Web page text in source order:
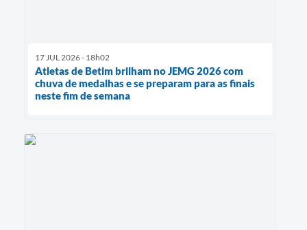
17 JUL 2026 - 18h02
Atletas de Betim brilham no JEMG 2026 com
chuva de medalhas e se preparam para as finais
neste fim de semana